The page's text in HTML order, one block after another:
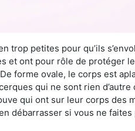
trop petites pour qu’ils
et ont pour rôle de protéger
forme ovale, le corps est
qui ne sont rien
qui ont sur leur corps des
débarrasser si vous ne